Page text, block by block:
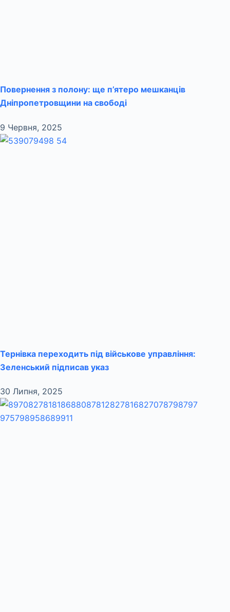
Повернення з полону: ще п’ятеро мешканців
Дніпропетровщини на свободі
9 Червня, 2025
Тернівка переходить під військове управління:
Зеленський підписав указ
30 Липня, 2025